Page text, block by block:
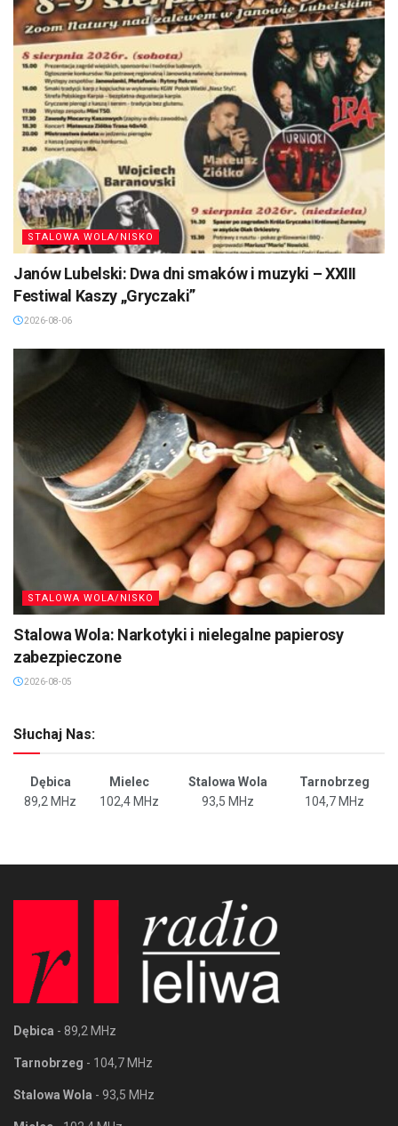
STALOWA WOLA/NISKO
Janów Lubelski: Dwa dni smaków i muzyki – XXIII
Festiwal Kaszy „Gryczaki”
2026-08-06
STALOWA WOLA/NISKO
Stalowa Wola: Narkotyki i nielegalne papierosy
zabezpieczone
2026-08-05
Słuchaj Nas:
Dębica Mielec Stalowa Wola
Tarnobrzeg
89,2 MHz
102,4 MHz 93,5 MHz 104,7 MHz
Dębica - 89,2 MHz
Tarnobrzeg - 104,7 MHz
Stalowa Wola - 93,5 MHz